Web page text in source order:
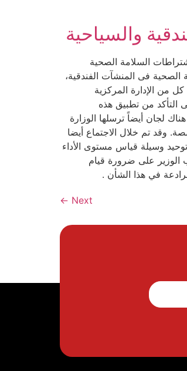
والسياحية
السلامة الصحية
فى المنشآت الفندقية،
من الإدارة المركزية
التأكد من تطبيق هذه
لجان أيضاً ترسلها الوزارة
وقد تم خلال الاجتماع أيضا
وسيلة قياس مستوى الأداء
الوزير على ضرورة قيام
في هذا الشأن .
Next
←